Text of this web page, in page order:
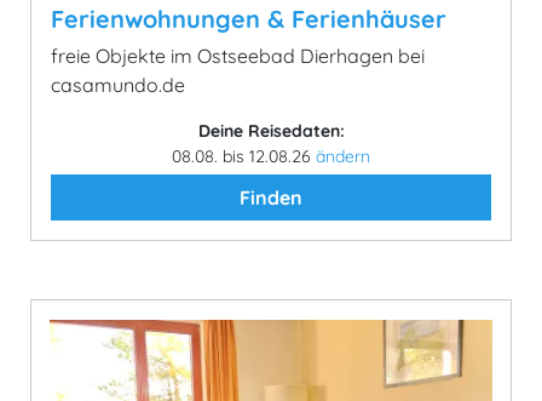
Ferienwohnungen & Ferienhäuser
freie Objekte im Ostseebad Dierhagen bei
casamundo.de
Deine Reisedaten:
08.08. bis 12.08.26 ändern
Finden